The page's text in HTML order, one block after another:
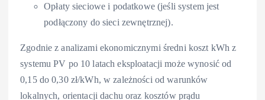
Opłaty sieciowe i podatkowe (jeśli system jest
podłączony do sieci zewnętrznej).
Zgodnie z analizami ekonomicznymi średni koszt kWh z
systemu PV po 10 latach eksploatacji może wynosić od
0,15 do 0,30 zł/kWh, w zależności od warunków
lokalnych, orientacji dachu oraz kosztów prądu